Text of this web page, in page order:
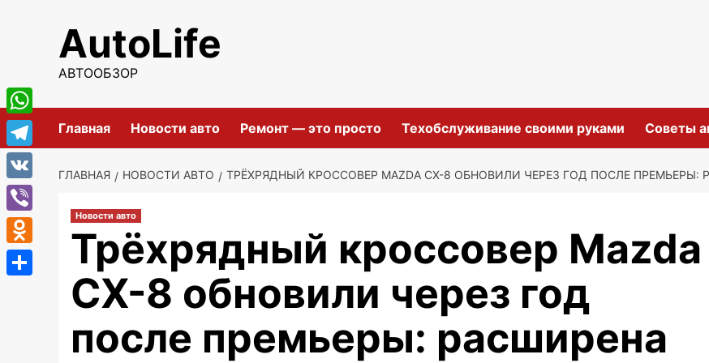
содержимомуAutoLife
АВТООБЗОР
Главная Новости авто Ремонт — это просто Техобслуживание своими руками Советы
ГЛАВНАЯ НОВОСТИ АВТО ТРЁХРЯДНЫЙ КРОССОВЕР MAZDA CX-8 ОБНОВИЛИ ЧЕРЕЗ ГОД ПОСЛЕ
Новости авто
Трёхрядный кроссовер Mazda
CX-8 обновили через год
после премьеры: расширена
WhatsApp
Telegram
VK
Viber
Odnoklassniki
Отправить